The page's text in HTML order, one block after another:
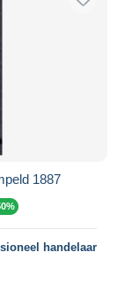
1887
handelaar